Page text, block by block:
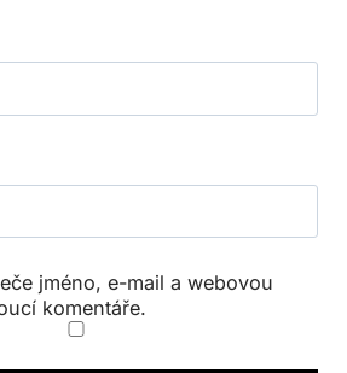
jméno, e-mail a webovou
komentáře.